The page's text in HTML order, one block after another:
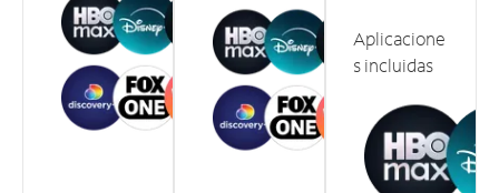
Aplicacione
s incluidas